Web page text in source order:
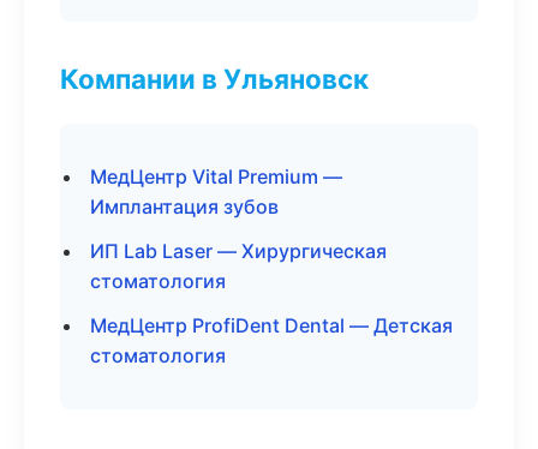
Компании в Ульяновск
МедЦентр Vital Premium —
Имплантация зубов
ИП Lab Laser — Хирургическая
стоматология
МедЦентр ProfiDent Dental — Детская
стоматология